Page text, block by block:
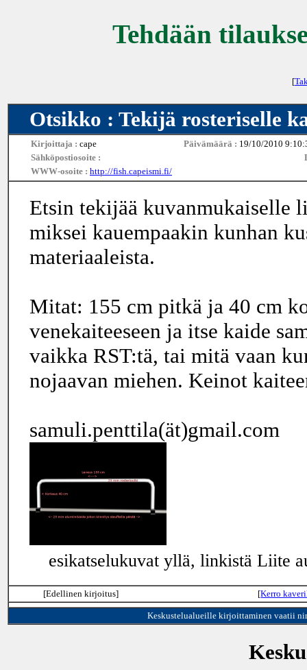
Tehdään
[
Otsikko : Tekijä rosteriselle
Kirjoittaja : cape Päivämäärä : 19/10/2010
Sähköpostiosoite :
WWW-osoite : http://fish.capeismi.fi/
Etsin tekijää kuvanmukaiselle
miksei kauempaakin kunhan
materiaaleista.
Mitat: 155 cm pitkä ja 40 cm
venekaiteeseen ja itse kaide
vaikka RST:tä, tai mitä vaan
nojaavan miehen. Keinot
samuli.penttila(ät)gmail.com
esikatselukuvat yllä, linkistä Liite
[Edellinen kirjoitus] [Kerro
Keskustelualueille kirjoittaminen vaatii